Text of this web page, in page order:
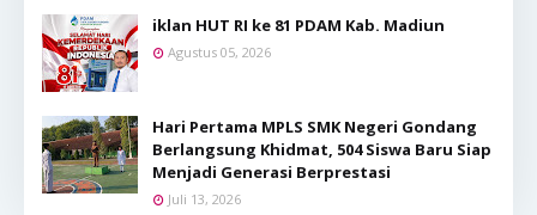
iklan HUT RI ke 81 PDAM Kab. Madiun
Agustus 05, 2026
Hari Pertama MPLS SMK Negeri Gondang
Berlangsung Khidmat, 504 Siswa Baru Siap
Menjadi Generasi Berprestasi
Juli 13, 2026